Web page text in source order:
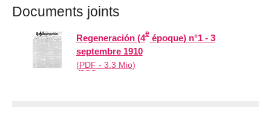
Documents joints
Regeneración (4eépoque) n°1 - 3
septembre 1910
(PDF - 3.3 Mio)